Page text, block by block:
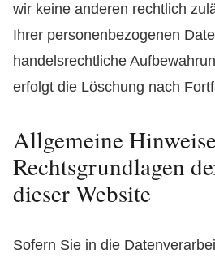
wir keine anderen rechtlich
Ihrer personenbezogenen
handelsrechtliche
erfolgt die Löschung nach
Allgemeine
Rechtsgrundlagen
dieser Website
Sofern Sie in die